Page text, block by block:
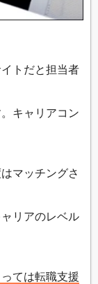
トだと担当者
キャリアコン
マッチングさ
リアのレベル
ては転職支援